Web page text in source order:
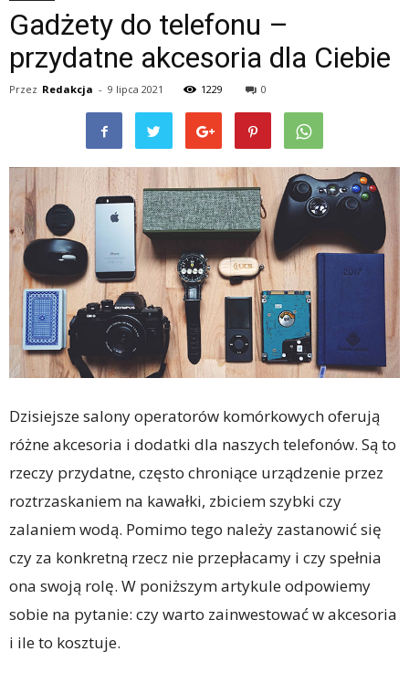
Gadżety do telefonu –
przydatne akcesoria dla Ciebie
Przez Redakcja - 9 lipca 2021 1229 0
Dzisiejsze salony operatorów komórkowych oferują
różne akcesoria i dodatki dla naszych telefonów. Są to
rzeczy przydatne, często chroniące urządzenie przez
roztrzaskaniem na kawałki, zbiciem szybki czy
zalaniem wodą. Pomimo tego należy zastanowić się
czy za konkretną rzecz nie przepłacamy i czy spełnia
ona swoją rolę. W poniższym artykule odpowiemy
sobie na pytanie: czy warto zainwestować w akcesoria
i ile to kosztuje.